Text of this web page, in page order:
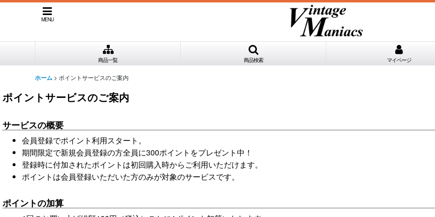
MENU
商品一覧 商品検索 マイページ
ホーム > ポイントサービスのご案内
ポイントサービスのご案内
サービスの概要
会員登録でポイント利用スタート。
期間限定で新規会員登録の方全員に300ポイントをプレゼント中！
登録時に付加されたポイントは初回購入時からご利用いただけます。
ポイントは会員登録いただいた方のみが対象のサービスです。
ポイントの加算